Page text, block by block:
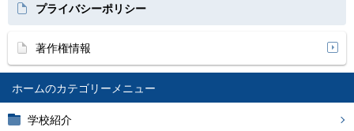
ホーム
学校紹介
プライバシーポリシー
著作権情報